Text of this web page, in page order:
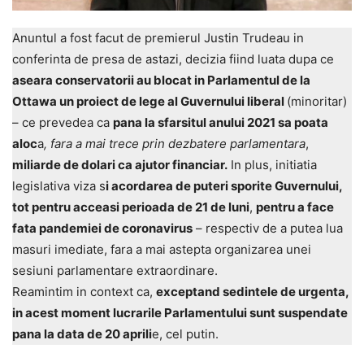
Anuntul a fost facut de premierul Justin Trudeau in
conferinta de presa de astazi, decizia fiind luata dupa ce
aseara conservatorii au blocat in Parlamentul de la
Ottawa un proiect de lege al Guvernului liberal (minoritar)
– ce prevedea ca pana la sfarsitul anului 2021 sa poata
aloca, fara a mai trece prin dezbatere parlamentara,
miliarde de dolari ca ajutor financiar. In plus, initiatia
legislativa viza si acordarea de puteri sporite Guvernului,
tot pentru acceasi perioada de 21 de luni, pentru a face
fata pandemiei de coronavirus – respectiv de a putea lua
masuri imediate, fara a mai astepta organizarea unei
sesiuni parlamentare extraordinare.
Reamintim in context ca, exceptand sedintele de urgenta,
in acest moment lucrarile Parlamentului sunt suspendate
pana la data de 20 aprilie, cel putin.